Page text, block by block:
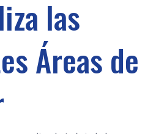
las
Áreas de